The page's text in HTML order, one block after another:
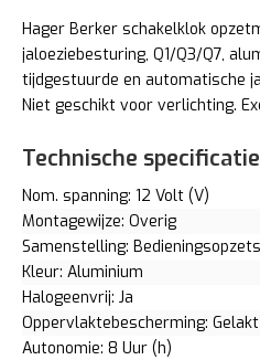
Hager Berker schakelklok
jaloeziebesturing, Q1/Q3/Q7,
tijdgestuurde en automatische
Niet geschikt voor verlichting.
Technische
Nom. spanning: 12 Volt (V)
Montagewijze: Overig
Samenstelling:
Kleur: Aluminium
Halogeenvrij: Ja
Oppervlaktebescherming: Gelakt
Autonomie: 8 Uur (h)